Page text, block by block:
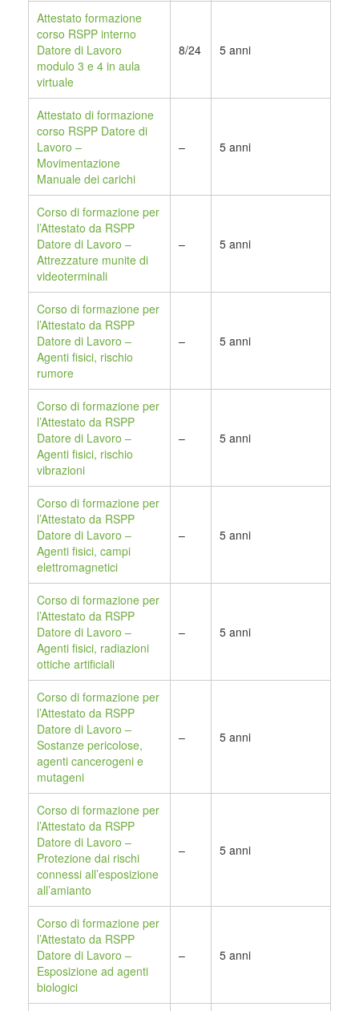
Attestato formazione
corso RSPP interno
Datore di Lavoro
modulo 3 e 4 in aula
virtuale
8/24 5 anni
Attestato di formazione
corso RSPP Datore di
Lavoro –
Movimentazione
Manuale dei carichi
– 5 anni
Corso di formazione per
l’Attestato da RSPP
Datore di Lavoro –
Attrezzature munite di
videoterminali
– 5 anni
Corso di formazione per
l’Attestato da RSPP
Datore di Lavoro –
Agenti fisici, rischio
rumore
– 5 anni
Corso di formazione per
l’Attestato da RSPP
Datore di Lavoro –
Agenti fisici, rischio
vibrazioni
– 5 anni
Corso di formazione per
l’Attestato da RSPP
Datore di Lavoro –
Agenti fisici, campi
elettromagnetici
– 5 anni
Corso di formazione per
l’Attestato da RSPP
Datore di Lavoro –
Agenti fisici, radiazioni
ottiche artificiali
– 5 anni
Corso di formazione per
l’Attestato da RSPP
Datore di Lavoro –
Sostanze pericolose,
agenti cancerogeni e
mutageni
– 5 anni
Corso di formazione per
l’Attestato da RSPP
Datore di Lavoro –
Protezione dai rischi
connessi all’esposizione
all’amianto
– 5 anni
Corso di formazione per
l’Attestato da RSPP
Datore di Lavoro –
Esposizione ad agenti
biologici
– 5 anni